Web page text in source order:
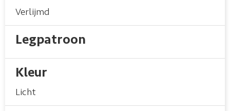
Verlijmd
Legpatroon
Kleur
Licht